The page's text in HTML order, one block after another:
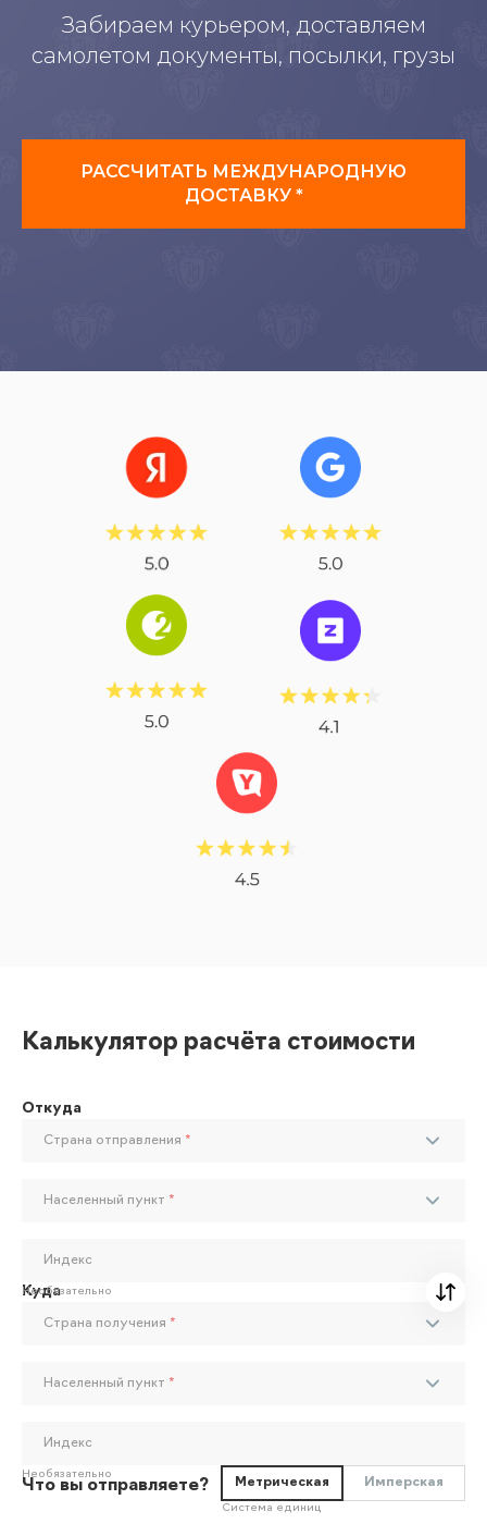
Забираем курьером, доставляем
самолетом документы, посылки, грузы
РАССЧИТАТЬ МЕЖДУНАРОДНУЮ
ДОСТАВКУ *
Калькулятор расчёта стоимости
Откуда
Страна отправления *
Населенный пункт *
Индекс
Необязательно
Куда
Страна получения *
Населенный пункт *
Индекс
Необязательно
Что вы отправляете? Метрическая Имперская
Система единиц